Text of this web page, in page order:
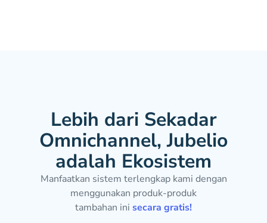
Lebih dari Sekadar
Omnichannel, Jubelio
adalah Ekosistem
Manfaatkan sistem terlengkap kami dengan
menggunakan produk-produk
tambahan ini secara gratis!